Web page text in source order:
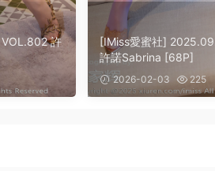
許
[IMiss愛蜜社]
許諾Sabrina [68P]
2026-02-03 225